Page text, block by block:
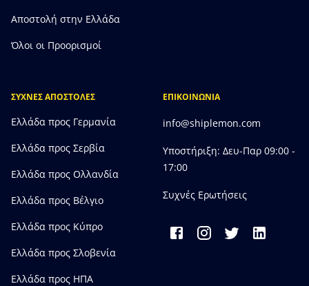
Αποστολή στην Ελλάδα
Όλοι οι Προορισμοί
ΣΥΧΝΕΣ ΑΠΟΣΤΟΛΕΣ
Ελλάδα προς Γερμανία
Ελλάδα προς Σερβία
Ελλάδα προς Ολλανδία
Ελλάδα προς Bέλγιο
Ελλάδα προς Κύπρο
Ελλάδα προς Σλοβενία
Ελλάδα προς ΗΠΑ
ΕΠΙΚΟΙΝΩΝΙΑ
info@shiplemon.com
Υποστήριξη: Δευ-Παρ 09:00 -
17:00
Συχνές Ερωτήσεις